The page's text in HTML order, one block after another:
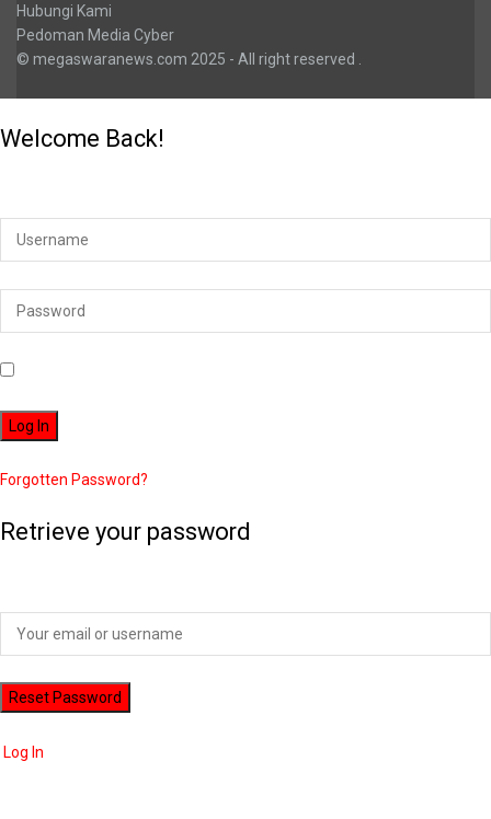
Hubungi Kami
Pedoman Media Cyber
© megaswaranews.com 2025 - All right reserved .
Welcome Back!
Forgotten Password?
Retrieve your password
Log In